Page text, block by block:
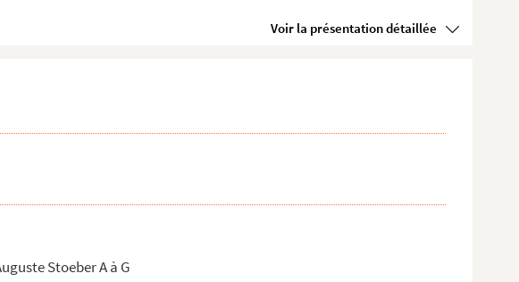
Voir la présentation détaillée
Stoeber A à G